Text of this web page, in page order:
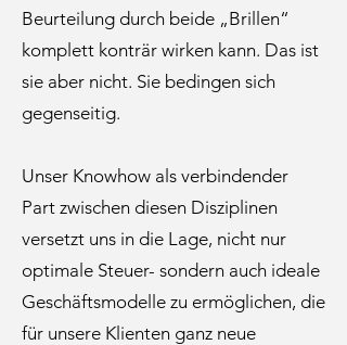
Beurteilung durch beide „Brillen“
komplett konträr wirken kann. Das ist
sie aber nicht. Sie bedingen sich
gegenseitig.
Unser Knowhow als verbindender
Part zwischen diesen Disziplinen
versetzt uns in die Lage, nicht nur
optimale Steuer- sondern auch ideale
Geschäftsmodelle zu ermöglichen, die
für unsere Klienten ganz neue